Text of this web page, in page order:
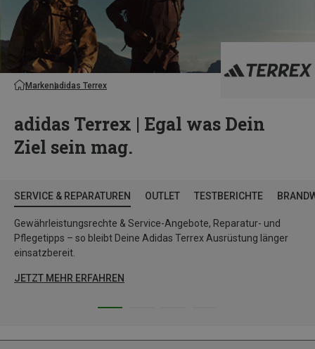
Markenadidas Terrex
adidas Terrex | Egal was Dein
Ziel sein mag.
SERVICE & REPARATUREN OUTLET TESTBERICHTE
Gewährleistungsrechte & Service-Angebote, Reparatur- und
Pflegetipps – so bleibt Deine Adidas Terrex Ausrüstung länger
einsatzbereit.
JETZT MEHR ERFAHREN